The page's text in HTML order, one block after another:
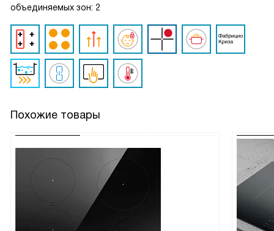
объединяемых зон: 2
Похожие товары